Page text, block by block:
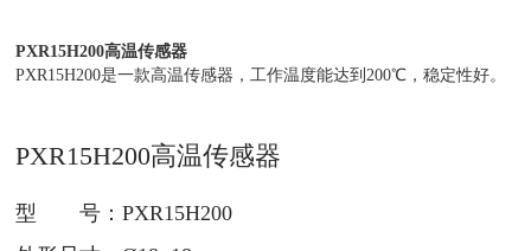
PXR15H200高温传感器
PXR15H200是一款高温传感器，工作温度能达到200℃，稳定性好。
PXR15H200高温传感器
型 号：PXR15H200